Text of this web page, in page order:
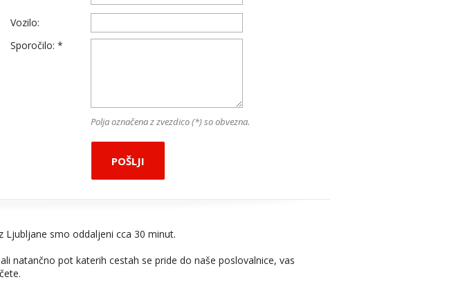
Vozilo:
Sporočilo: *
Polja označena z zvezdico (*) so obvezna.
POŠLJI
Ljubljane smo oddaljeni cca 30 minut.
natančno pot katerih cestah se pride do naše poslovalnice, vas